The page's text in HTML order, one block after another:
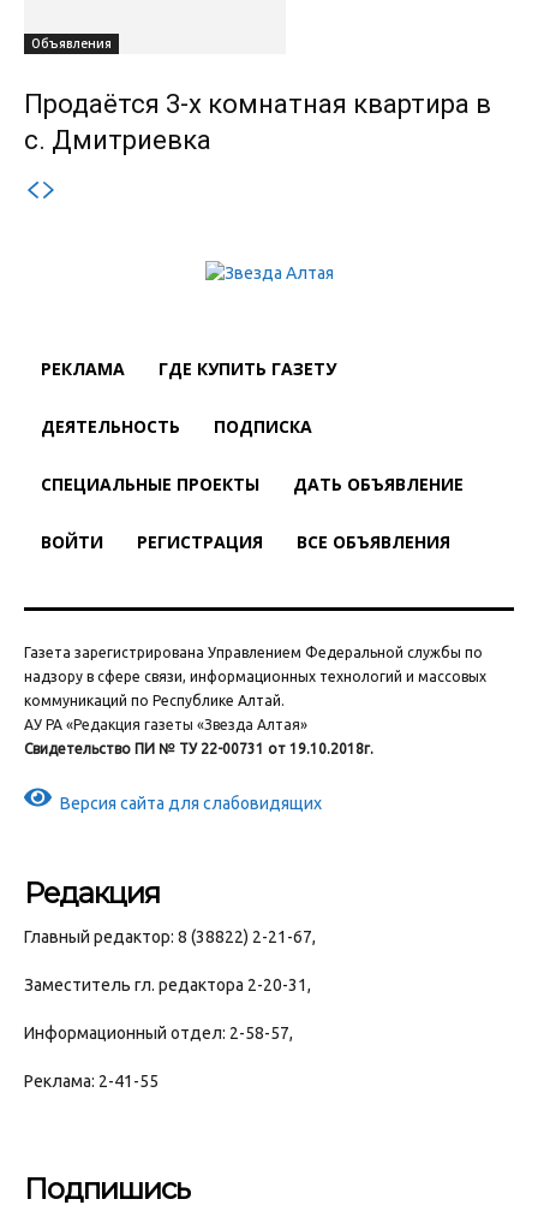
Объявления
Продаётся 3-х комнатная квартира в
с. Дмитриевка
РЕКЛАМА ГДЕ КУПИТЬ ГАЗЕТУ
ДЕЯТЕЛЬНОСТЬ ПОДПИСКА
СПЕЦИАЛЬНЫЕ ПРОЕКТЫ ДАТЬ ОБЪЯВЛЕНИЕ
ВОЙТИ РЕГИСТРАЦИЯ ВСЕ ОБЪЯВЛЕНИЯ
Газета зарегистрирована Управлением Федеральной службы по
надзору в сфере связи, информационных технологий и массовых
коммуникаций по Республике Алтай.
АУ РА «Редакция газеты «Звезда Алтая»
Свидетельство ПИ № ТУ 22-00731 от 19.10.2018г.
Версия сайта для слабовидящих
Редакция
Главный редактор: 8 (38822) 2-21-67,
Заместитель гл. редактора 2-20-31,
Информационный отдел: 2-58-57,
Реклама: 2-41-55
Подпишись